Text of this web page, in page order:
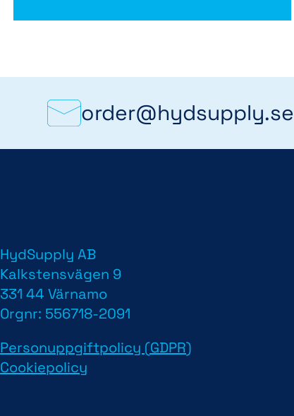
order@hydsupply.se
HydSupply AB
Kalkstensvägen 9
331 44 Värnamo
Orgnr: 556718-2091
Personuppgiftpolicy (GDPR)
Cookiepolicy